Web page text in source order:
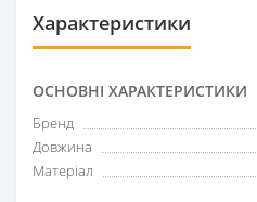
Характеристики
ОСНОВНІ ХАРАКТЕРИСТИКИ
Бренд
Довжина
Матеріал